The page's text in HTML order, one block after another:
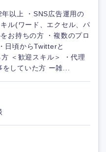
以上 ・SNS広告運用の
ル(ワード、エクセル、パ
お持ちの方 ・複数のプロ
日頃からTwitterと
＜歓迎スキル＞ ・代理
していた方 ー雑...